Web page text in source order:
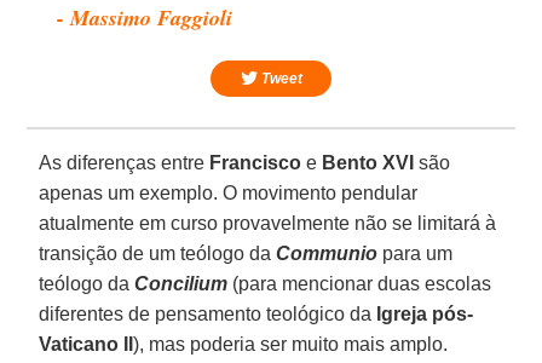
- Massimo Faggioli
Tweet
As diferenças entre Francisco e Bento XVI são
apenas um exemplo. O movimento pendular
atualmente em curso provavelmente não se limitará à
transição de um teólogo daCommunio para um
teólogo daConcilium (para mencionar duas escolas
diferentes de pensamento teológico da Igreja pós-
Vaticano II), mas poderia ser muito mais amplo.